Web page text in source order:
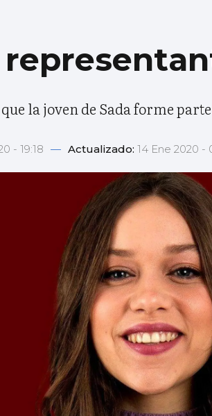
la joven de Sada forme
- 19:18 — Actualizado: 14 Ene 2020 -